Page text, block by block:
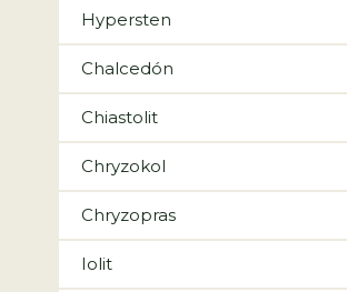
Hypersten
Chalcedón
Chiastolit
Chryzokol
Chryzopras
Iolit